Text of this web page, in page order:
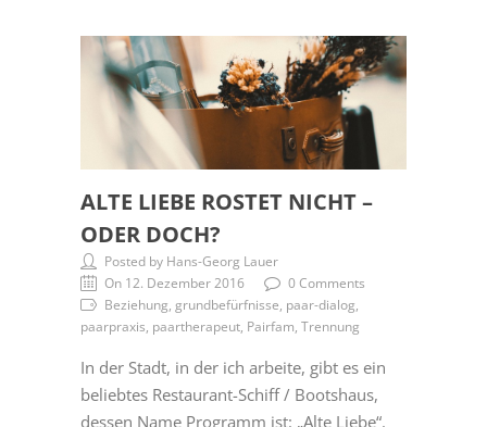
ALTE LIEBE ROSTET NICHT –
ODER DOCH?
Posted by Hans-Georg Lauer
On 12. Dezember 2016
0 Comments
Beziehung, grundbefürfnisse, paar-dialog,
paarpraxis, paartherapeut, Pairfam, Trennung
In der Stadt, in der ich arbeite, gibt es ein
beliebtes Restaurant-Schiff / Bootshaus,
dessen Name Programm ist: „Alte Liebe“.